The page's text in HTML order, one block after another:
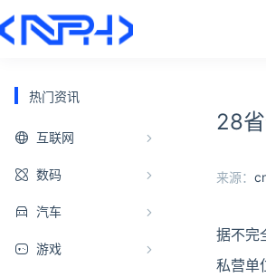
热门资讯
互联网
数码
汽车
游戏
28
来源：
据不完
私营单